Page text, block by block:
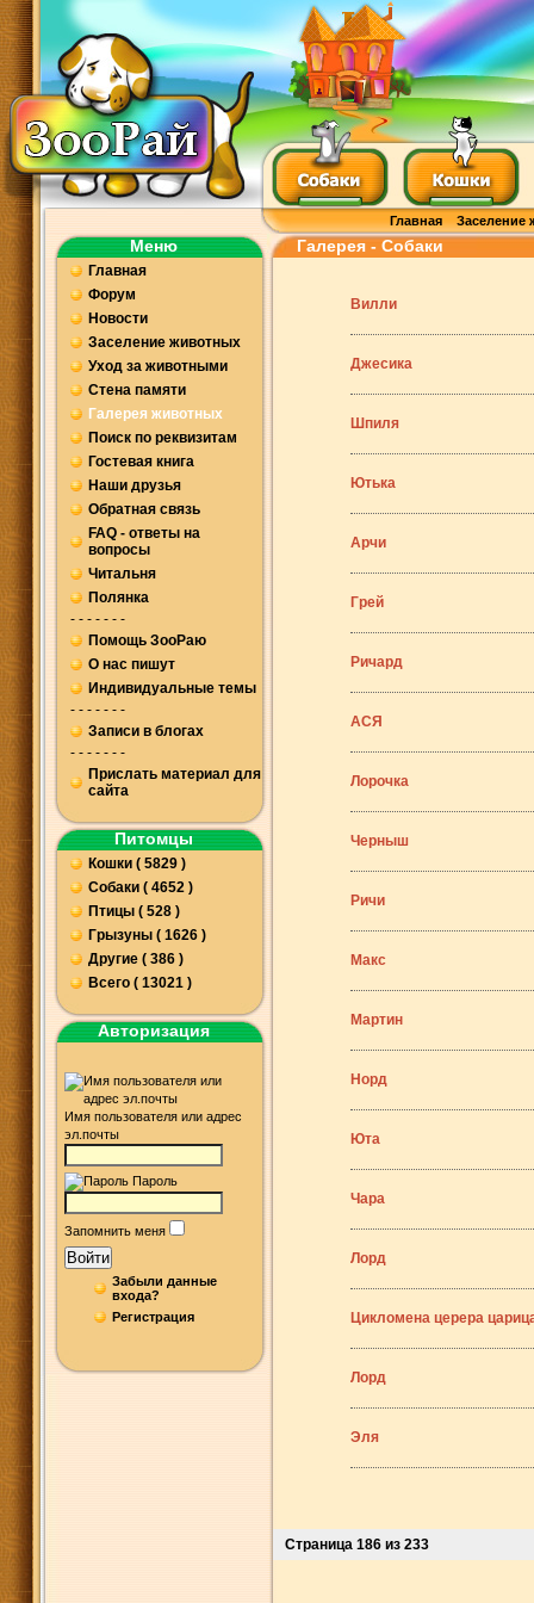
Главная Заселение
Меню
Главная
Форум
Новости
Заселение животных
Уход за животными
Стена памяти
Галерея животных
Поиск по реквизитам
Гостевая книга
Наши друзья
Обратная связь
FAQ - ответы на
вопросы
Читальня
Полянка
- - - - - - -
Помощь ЗооРаю
О нас пишут
Индивидуальные темы
- - - - - - -
Записи в блогах
- - - - - - -
Прислать материал для
сайта
Питомцы
Кошки ( 5829 )
Собаки ( 4652 )
Птицы ( 528 )
Грызуны ( 1626 )
Другие ( 386 )
Всего ( 13021 )
Авторизация
Имя пользователя или адрес
эл.почты
Пароль
Запомнить меня
Войти
Забыли данные
входа?
Регистрация
Галерея - Собаки
Вилли
Джесика
Шпиля
Ютька
Арчи
Грей
Ричард
АСЯ
Лорочка
Черныш
Ричи
Макс
Мартин
Норд
Юта
Чара
Лорд
Цикломена церера
Лорд
Эля
Страница 186 из 233